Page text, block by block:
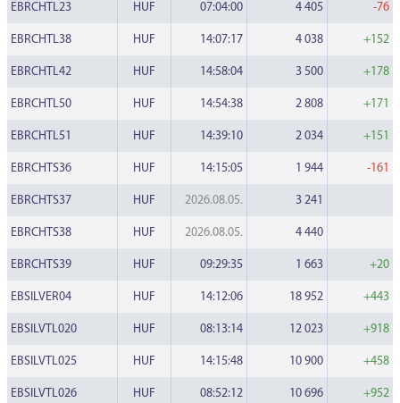
EBRCHTL23 HUF 07:04:00 4 405 -76
EBRCHTL38 HUF 14:07:17 4 038 +152
EBRCHTL42 HUF 14:58:04 3 500 +178
EBRCHTL50 HUF 14:54:38 2 808 +171
EBRCHTL51 HUF 14:39:10 2 034 +151
EBRCHTS36 HUF 14:15:05 1 944 -161
EBRCHTS37 HUF 2026.08.05. 3 241
EBRCHTS38 HUF 2026.08.05. 4 440
EBRCHTS39 HUF 09:29:35 1 663 +20
EBSILVER04 HUF 14:12:06 18 952 +443
EBSILVTL020 HUF 08:13:14 12 023 +918
EBSILVTL025 HUF 14:15:48 10 900 +458
EBSILVTL026 HUF 08:52:12 10 696 +952